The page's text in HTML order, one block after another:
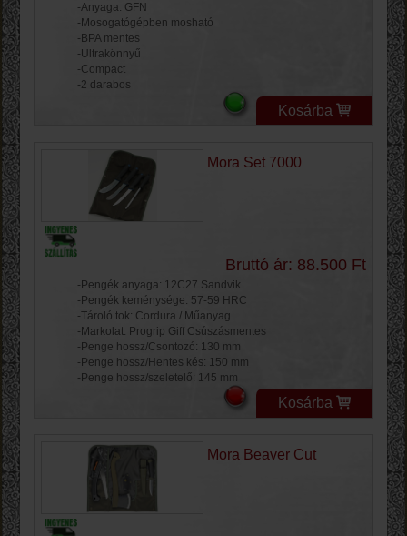
-Anyaga: GFN
-Mosogatógépben mosható
-BPA mentes
-Ultrakönnyű
-Compact
-2 darabos
Kosárba
Mora Set 7000
Bruttó ár: 88.500 Ft
-Pengék anyaga: 12C27 Sandvik
-Pengék keménysége: 57-59 HRC
-Tároló tok: Cordura / Műanyag
-Markolat: Progrip Giff Csúszásmentes
-Penge hossz/Csontozó: 130 mm
-Penge hossz/Hentes kés: 150 mm
-Penge hossz/szeletelő: 145 mm
Kosárba
Mora Beaver Cut